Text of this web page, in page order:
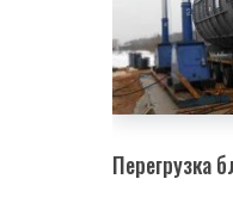
Перегрузка